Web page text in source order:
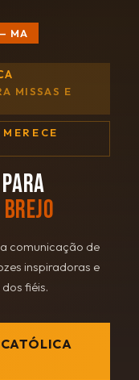
MA
MISSAS E
BREJO
comunicação de
inspiradoras e
fiéis.